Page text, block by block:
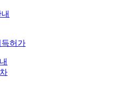
허가